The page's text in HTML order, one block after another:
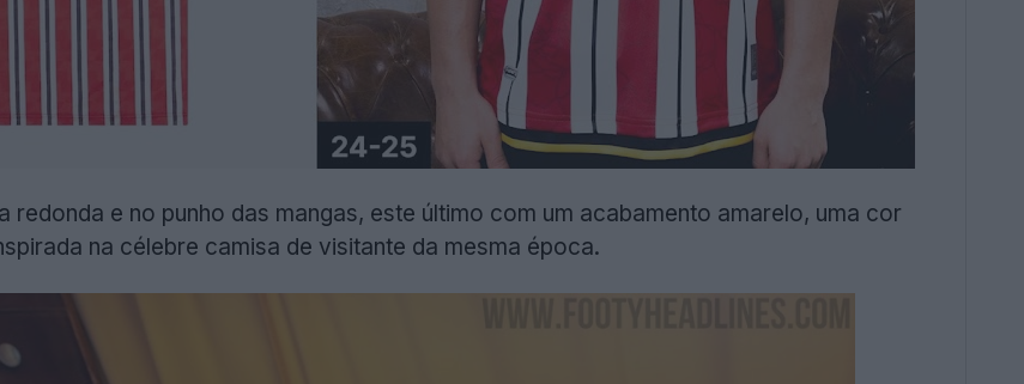
redonda e no punho das mangas, este último com um acabamento amarelo, uma cor
na célebre camisa de visitante da mesma época.